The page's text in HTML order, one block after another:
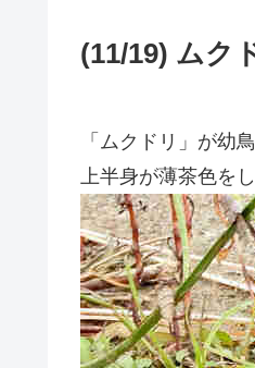
(11/19) ムク
「ムクドリ」が幼
上半身が薄茶色を